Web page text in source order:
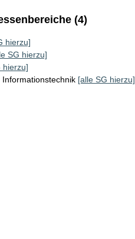
(4)
hierzu]
SG hierzu]
hierzu]
[alle SG hierzu]